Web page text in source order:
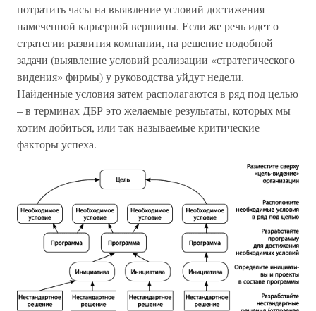
потратить часы на выявление условий достижения
намеченной карьерной вершины. Если же речь идет о
стратегии развития компании, на решение подобной
задачи (выявление условий реализации «стратегического
видения» фирмы) у руководства уйдут недели.
Найденные условия затем располагаются в ряд под целью
– в терминах ДБР это желаемые результаты, которых мы
хотим добиться, или так называемые критические
факторы успеха.